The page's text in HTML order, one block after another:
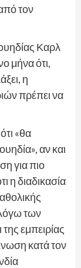
τον
Καρλ
μήνα ότι,
η
πρέπει να
«θα
αν και
για πιο
η διαδικασία
των
εμπειρίας
κατά τον